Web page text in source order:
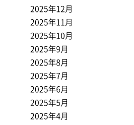
2025年12月
2025年11月
2025年10月
2025年9月
2025年8月
2025年7月
2025年6月
2025年5月
2025年4月